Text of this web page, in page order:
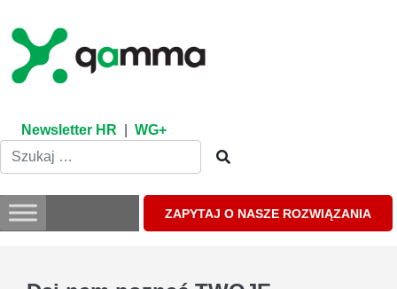
content
Newsletter HR WG+
ZAPYTAJ O NASZE ROZWIĄZANIA